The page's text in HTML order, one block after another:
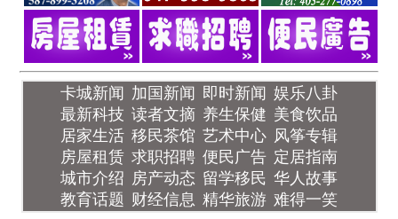
卡城新闻 加国新闻 即时新闻 娱乐八卦
最新科技 读者文摘 养生保健 美食饮品
居家生活 移民茶馆 艺术中心 风筝专辑
房屋租赁 求职招聘 便民广告 定居指南
城市介绍 房产动态 留学移民 华人故事
教育话题 财经信息 精华旅游 难得一笑